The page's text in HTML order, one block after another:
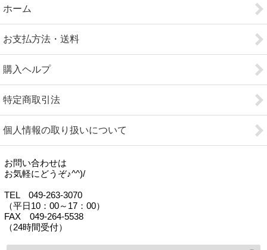
ホーム
お支払方法・送料
購入ヘルプ
特定商取引法
個人情報の取り扱いについて
お問い合わせは
お気軽にどうぞ♪^^)/
TEL 049-263-3070
（平日10：00～17：00）
FAX 049-264-5538
（24時間受付）